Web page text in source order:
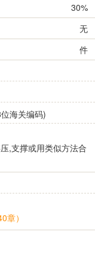
30%
无
件
海关编码)
,支撑或用类似方法合
章）